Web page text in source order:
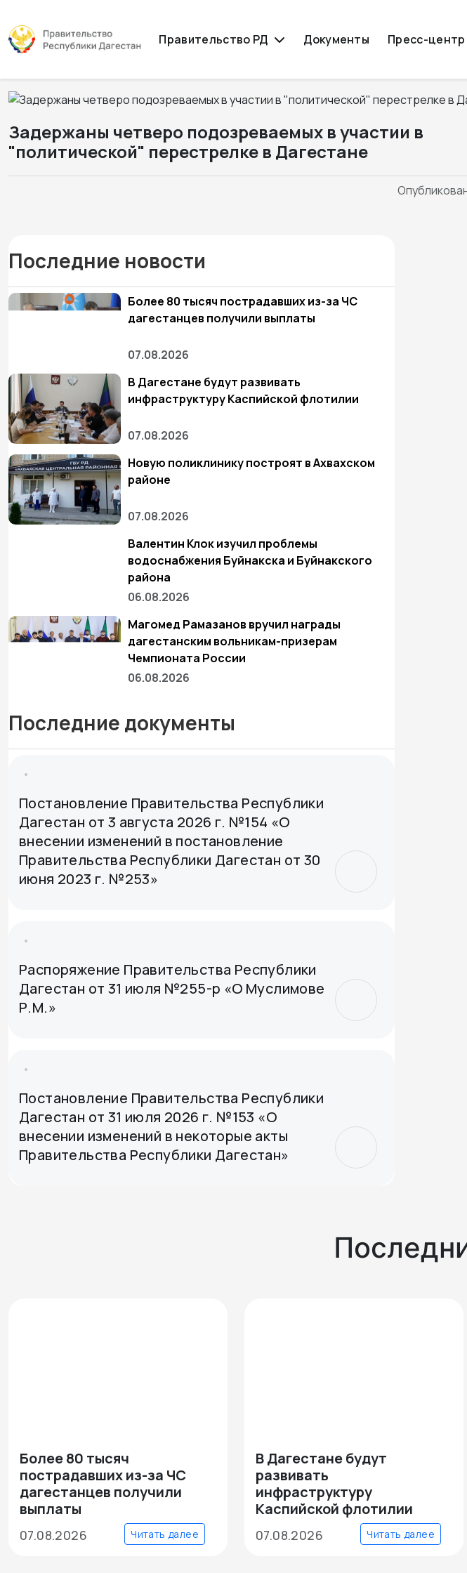
Правительство РД Документы Пресс-центр
Задержаны четверо подозреваемых в участии в
"политической" перестрелке в Дагестане
Последние новости
Более 80 тысяч пострадавших из-за ЧС
дагестанцев получили выплаты
07.08.2026
В Дагестане будут развивать
инфраструктуру Каспийской флотилии
07.08.2026
Новую поликлинику построят в Ахвахском
районе
07.08.2026
Валентин Клок изучил проблемы
водоснабжения Буйнакска и Буйнакского
района
06.08.2026
Магомед Рамазанов вручил награды
дагестанским вольникам-призерам
Чемпионата России
06.08.2026
Последние документы
Постановление Правительства Республики
Дагестан от 3 августа 2026 г. №154 «О
внесении изменений в постановление
Правительства Республики Дагестан от 30
июня 2023 г. №253»
Распоряжение Правительства Республики
Дагестан от 31 июля №255-р «О Муслимове
Р.М.»
Постановление Правительства Республики
Дагестан от 31 июля 2026 г. №153 «О
внесении изменений в некоторые акты
Правительства Республики Дагестан»
Более 80 тысяч
пострадавших из-за ЧС
дагестанцев получили
выплаты
07.08.2026 Читать далее
В Дагестане будут
развивать
инфраструктуру
Каспийской флотилии
07.08.2026 Читать далее